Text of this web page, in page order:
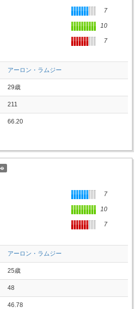
7
10
7
アーロン・ラムジー
29歳
211
66.20
7
10
7
アーロン・ラムジー
25歳
48
46.78